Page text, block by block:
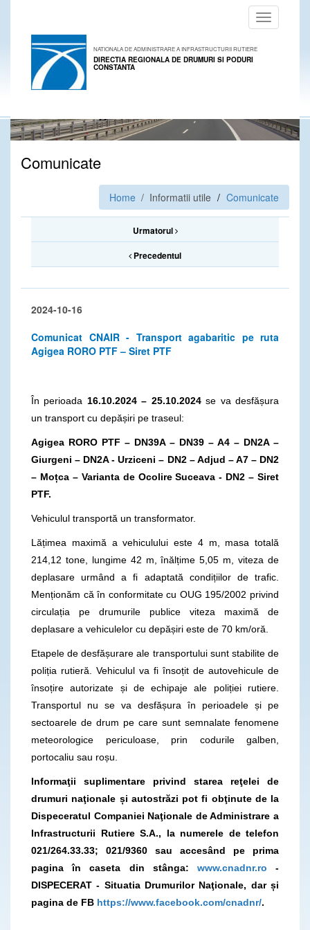
Toggle
navigation
NATIONALA DE ADMINISTRARE A INFRASTRUCTURII RUTIERE
DIRECTIA REGIONALA DE DRUMURI SI PODURI
CONSTANTA
Comunicate
Home / Informatii utile Comunicate
Urmatorul
Precedentul
2024-10-16
Comunicat CNAIR - Transport agabaritic pe ruta
Agigea RORO PTF – Siret PTF
În perioada 16.10.2024 – 25.10.2024se va desfășura
un transport cu depășiri pe traseul:
Agigea RORO PTF – DN39A – DN39 – A4 – DN2A –
Giurgeni – DN2A - Urziceni – DN2 – Adjud – A7 – DN2
– Moțca – Varianta de Ocolire Suceava - DN2 – Siret
PTF.
Vehiculul transportă un transformator.
Lățimea maximă a vehiculului este 4 m, masa totală
214,12 tone, lungime 42 m, înălțime 5,05 m, viteza de
deplasare urmând a fi adaptată condițiilor de trafic.
Menționăm că în conformitate cu OUG 195/2002 privind
circulația pe drumurile publice viteza maximă de
deplasare a vehiculelor cu depășiri este de 70 km/oră.
Etapele de desfășurare ale transportului sunt stabilite de
poliția rutieră. Vehiculul va fi însoțit de autovehicule de
însoțire autorizate și de echipaje ale poliției rutiere.
Transportul nu se va desfășura în perioadele și pe
sectoarele de drum pe care sunt semnalate fenomene
meteorologice periculoase, prin codurile galben,
portocaliu sau roșu.
Informaţii suplimentare privind starea reţelei de
drumuri naţionale și autostrăzi pot fi obţinute de la
Dispeceratul Companiei Naţionale de Administrare a
Infrastructurii Rutiere S.A., la numerele de telefon
021/264.33.33; 021/9360 sau accesând pe prima
pagina în caseta din stânga: www.cnadnr.ro -
DISPECERAT - Situatia Drumurilor Naţionale, dar și
pagina de FB https://www.facebook.com/cnadnr/.